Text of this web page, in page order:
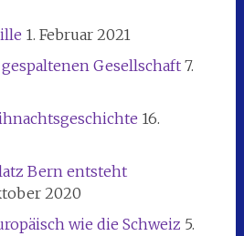
1. Februar 2021
Gesellschaft 7.
16.
Bern entsteht
2020
wie die Schweiz 5.